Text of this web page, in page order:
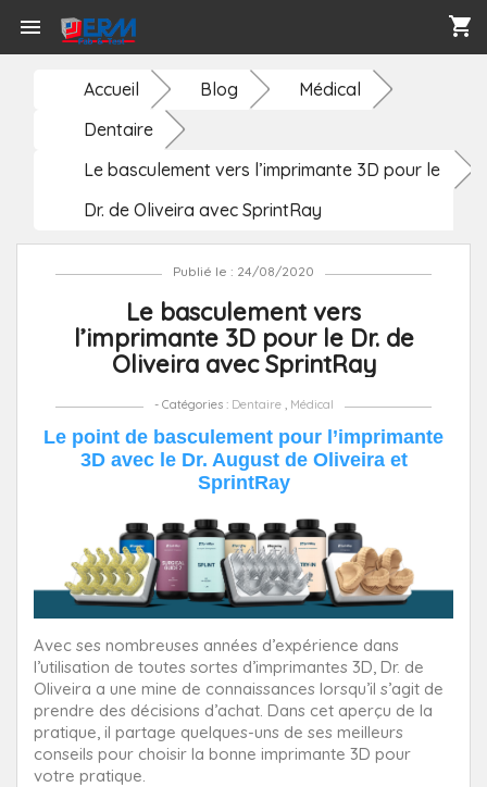
 shopping_cart
Accueil Blog
Médical
Dentaire
Le basculement vers l’imprimante 3D pour le
Dr. de Oliveira avec SprintRay
Publié le : 24/08/2020
Le basculement vers
l’imprimante 3D pour le Dr. de
Oliveira avec SprintRay
- Catégories : Dentaire, Médical
Le point de basculement pour l’imprimante
3D avec le Dr. August de Oliveira et
SprintRay
Avec ses nombreuses années d’expérience dans
l’utilisation de toutes sortes d’imprimantes 3D, Dr. de
Oliveira a une mine de connaissances lorsqu’il s’agit de
prendre des décisions d’achat. Dans cet aperçu de la
pratique, il partage quelques-uns de ses meilleurs
conseils pour choisir la bonne imprimante 3D pour
votre pratique.